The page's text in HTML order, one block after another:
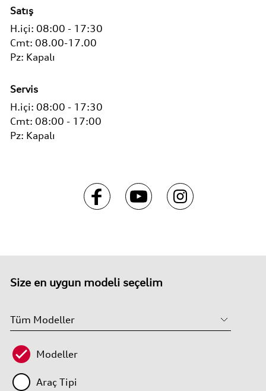
Satış
H.içi: 08:00 - 17:30
Cmt: 08.00-17.00
Pz: Kapalı
Servis
H.içi: 08:00 - 17:30
Cmt: 08:00 - 17:00
Pz: Kapalı
Size en uygun modeli seçelim
Modeller
Araç Tipi